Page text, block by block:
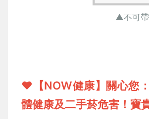
▲不可帶
❤【NOW健康】關心您
體健康及二手菸危害！寶